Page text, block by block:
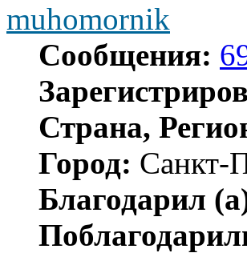
muhomornik
Сообщения:
Страна,
Город: Санкт-
Благодарил